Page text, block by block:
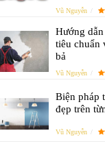
Vũ Nguyễn
Hướng
tiêu chuẩn
bả
Vũ Nguyễn
Biện pháp
đẹp trên
Vũ Nguyễn